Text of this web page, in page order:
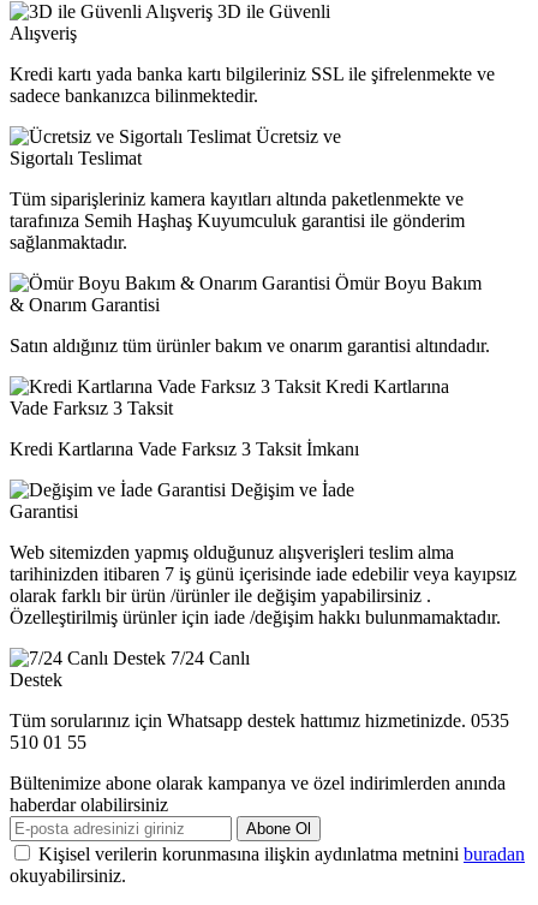
3D ile Güvenli
Alışveriş
Kredi kartı yada banka kartı bilgileriniz SSL ile şifrelenmekte ve
sadece bankanızca bilinmektedir.
Ücretsiz ve
Sigortalı Teslimat
Tüm siparişleriniz kamera kayıtları altında paketlenmekte ve
tarafınıza Semih Haşhaş Kuyumculuk garantisi ile gönderim
sağlanmaktadır.
Ömür Boyu Bakım
& Onarım Garantisi
Satın aldığınız tüm ürünler bakım ve onarım garantisi altındadır.
Kredi Kartlarına
Vade Farksız 3 Taksit
Kredi Kartlarına Vade Farksız 3 Taksit İmkanı
Değişim ve İade
Garantisi
Web sitemizden yapmış olduğunuz alışverişleri teslim alma
tarihinizden itibaren 7 iş günü içerisinde iade edebilir veya kayıpsız
olarak farklı bir ürün /ürünler ile değişim yapabilirsiniz .
Özelleştirilmiş ürünler için iade /değişim hakkı bulunmamaktadır.
7/24 Canlı
Destek
Tüm sorularınız için Whatsapp destek hattımız hizmetinizde. 0535
510 01 55
Bültenimize abone olarak kampanya ve özel indirimlerden anında
haberdar olabilirsiniz
Abone Ol
Kişisel verilerin korunmasına ilişkin aydınlatma metnini buradan
okuyabilirsiniz.